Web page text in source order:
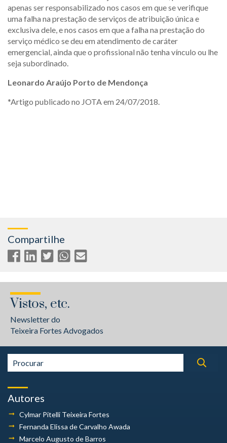
apenas ser responsabilizado nos casos em que se verifique
uma falha na prestação de serviços de atribuição única e
exclusiva dele, e nos casos em que a falha na prestação do
serviço médico se deu em atendimento de caráter
emergencial, ainda que o profissional não tenha vínculo ou lhe
seja subordinado.
Leonardo Araújo Porto de Mendonça
*Artigo publicado no JOTA em 24/07/2018.
Compartilhe
Vistos, etc.
Newsletter do
Teixeira Fortes Advogados
Autores
Cylmar Pitelli Teixeira Fortes
Fernanda Elissa de Carvalho Awada
Marcelo Augusto de Barros